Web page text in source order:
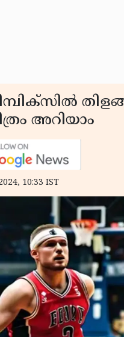
അറിയാം
10:33 IST